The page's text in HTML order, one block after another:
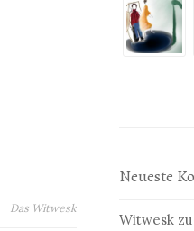
Das Witwesk
Neueste
Witwesk zu